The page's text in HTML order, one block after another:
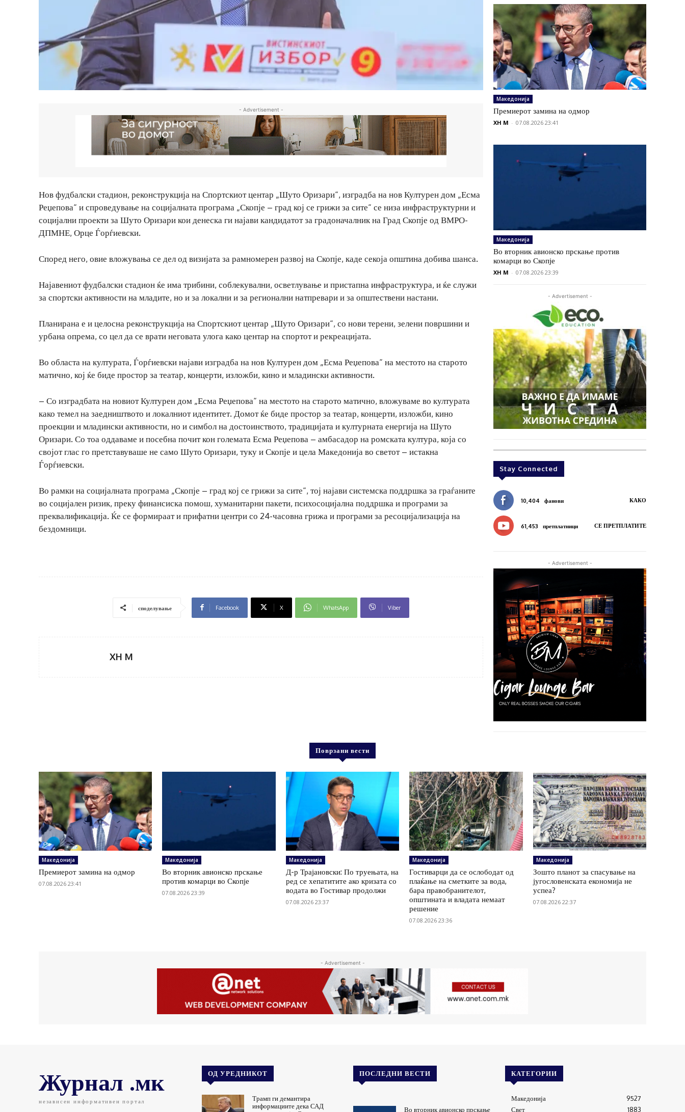
- Advertisement -
Нов фудбалски стадион, реконструкција на Спортскиот центар „Шуто Оризари“, изградба на нов Културен дом „Есма
Реџепова“ и спроведување на социјалната програма „Скопје – град кој се грижи за сите“ се низа инфраструктурни и
социјални проекти за Шуто Оризари кои денеска ги најави кандидатот за градоначалник на Град Скопје од ВМРО-
ДПМНЕ, Орце Ѓорѓиевски.
Според него, овие вложувања се дел од визијата за рамномерен развој на Скопје, каде секоја општина добива шанса.
Најавениот фудбалски стадион ќе има трибини, соблекувални, осветлување и пристапна инфраструктура, и ќе служи
за спортски активности на младите, но и за локални и за регионални натпревари и за општествени настани.
Планирана е и целосна реконструкција на Спортскиот центар „Шуто Оризари“, со нови терени, зелени површини и
урбана опрема, со цел да се врати неговата улога како центар на спортот и рекреацијата.
Во областа на културата, Ѓорѓиевски најави изградба на нов Културен дом „Есма Реџепова“ на местото на старото
матично, кој ќе биде простор за театар, концерти, изложби, кино и младински активности.
– Со изградбата на новиот Културен дом „Есма Реџепова“ на местото на старото матично, вложуваме во културата
како темел на заедништвото и локалниот идентитет. Домот ќе биде простор за театар, концерти, изложби, кино
проекции и младински активности, но и симбол на достоинството, традицијата и културната енергија на Шуто
Оризари. Со тоа оддаваме и посебна почит кон големата Есма Реџепова – амбасадор на ромската култура, која со
својот глас го претставуваше не само Шуто Оризари, туку и Скопје и цела Македонија во светот – истакна
Ѓорѓиевски.
Во рамки на социјалната програма „Скопје – град кој се грижи за сите“, тој најави системска поддршка за граѓаните
во социјален ризик, преку финансиска помош, хуманитарни пакети, психосоцијална поддршка и програми за
преквалификација. Ќе се формираат и прифатни центри со 24-часовна грижа и програми за ресоцијализација на
бездомници.
споделување Facebook X WhatsApp Viber
XH M
Македонија
Премиерот замина на одмор
XH M - 07.08.2026 23:41
Македонија
Во вторник авионско прскање против
комарци во Скопје
XH M - 07.08.2026 23:39
- Advertisement -
Stay Connected
10,404 фанови КАКО
61,453 претплатници СЕ ПРЕТПЛАТИТЕ
- Advertisement -
Поврзани вести
Македонија
Премиерот замина на одмор
07.08.2026 23:41
Македонија
Во вторник авионско прскање
против комарци во Скопје
07.08.2026 23:39
Македонија
Д-р Трајановски: По труењата, на
ред се хепатитите ако кризата со
водата во Гостивар продолжи
07.08.2026 23:37
Македонија
Гостиварци да се ослободат од
плаќање на сметките за вода,
бара правобранителот,
општината и владата немаат
решение
07.08.2026 23:36
Македонија
Зошто планот за спасување на
југословенската економија не
успеа?
07.08.2026 22:37
- Advertisement -
Журнал .мк
независен информативен портал
ОД УРЕДНИКОТ
Трамп ги демантира
информациите дека САД
ПОСЛЕДНИ ВЕСТИ
Во вторник авионско прскање
КАТЕГОРИИ
Македонија
9527
Свет
1883